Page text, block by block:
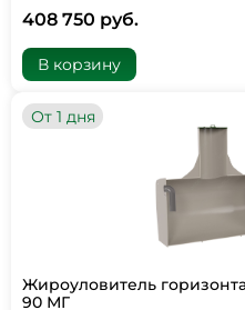
408 750 руб.
В корзину
От 1 дня
Жироуловитель
90 МГ